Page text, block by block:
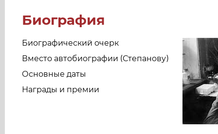
Биография
Биографический очерк
Вместо автобиографии (Степанову)
Основные даты
Награды и премии